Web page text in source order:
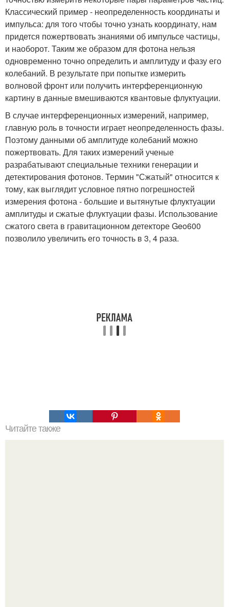
Классический пример - неопределенность координаты и
импульса: для того чтобы точно узнать координату, нам
придется пожертвовать знаниями об импульсе частицы,
и наоборот. Таким же образом для фотона нельзя
одновременно точно определить и амплитуду и фазу его
колебаний. В результате при попытке измерить
волновой фронт или получить интерференционную
картину в данные вмешиваются квантовые флуктуации.
В случае интерференционных измерений, например,
главную роль в точности играет неопределенность фазы.
Поэтому данными об амплитуде колебаний можно
пожертвовать. Для таких измерений ученые
разрабатывают специальные техники генерации и
детектирования фотонов. Термин "Сжатый" относится к
тому, как выглядит условное пятно погрешностей
измерения фотона - большие и вытянутые флуктуации
амплитуды и сжатые флуктуации фазы. Использование
сжатого света в гравитационном детекторе Geo600
позволило увеличить его точность в 3, 4 раза.
Читайте также